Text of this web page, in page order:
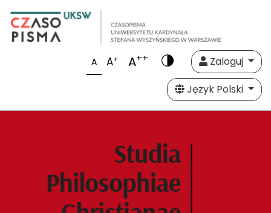
A A+ A++
Zaloguj
Język Polski